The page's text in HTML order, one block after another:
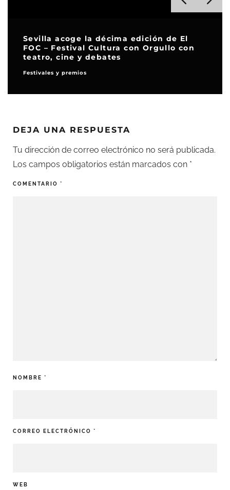
Sevilla acoge la décima edición de El
FOC – Festival Cultura con Orgullo con
teatro, cine y debates
Festivales y premios
DEJA UNA RESPUESTA
Tu dirección de correo electrónico no será publicada.
Los campos obligatorios están marcados con *
COMENTARIO *
NOMBRE *
CORREO ELECTRÓNICO *
WEB